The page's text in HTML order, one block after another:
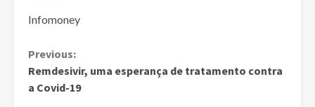
Infomoney
Continue
Reading
Previous:
Remdesivir, uma esperança de tratamento contra
a Covid-19